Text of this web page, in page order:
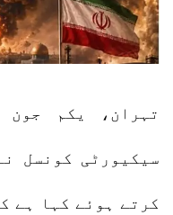
تہران، یکم جون
سیکیورٹی کونسل
کرتے ہوئے کہا ہے